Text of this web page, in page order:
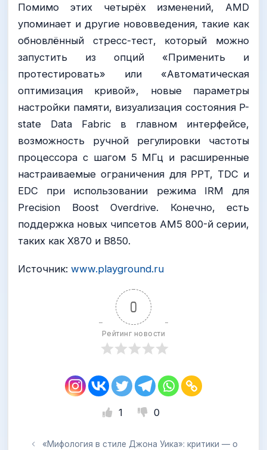
Помимо этих четырёх изменений, AMD
упоминает и другие нововведения, такие как
обновлённый стресс-тест, который можно
запустить из опций «Применить и
протестировать» или «Автоматическая
оптимизация кривой», новые параметры
настройки памяти, визуализация состояния P-
state Data Fabric в главном интерфейсе,
возможность ручной регулировки частоты
процессора с шагом 5 МГц и расширенные
настраиваемые ограничения для PPT, TDC и
EDC при использовании режима IRM для
Precision Boost Overdrive. Конечно, есть
поддержка новых чипсетов AM5 800-й серии,
таких как X870 и B850.
Источник: www.playground.ru
0
Рейтинг новости
1 0
«Мифология в стиле Джона Уика»: критики — о